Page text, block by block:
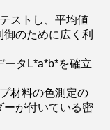
ストし、平均値
のために広く利
ータL*a*b*を確立
材料の色測定の
ーが付いている密